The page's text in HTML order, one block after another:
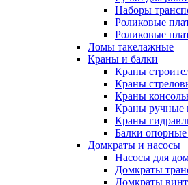
Наборы
Роликовые
Роликовые
Ломы такелажные
Краны и балки
Краны
Краны
Краны
Краны ручные
Краны
Балки
Домкраты и насосы
Насосы для
Домкраты
Домкраты